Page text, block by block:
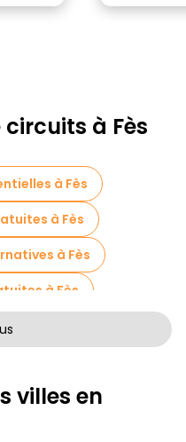
à Fès
à Fès
à Fès
à Fès
à Fès
à Fès
villes en